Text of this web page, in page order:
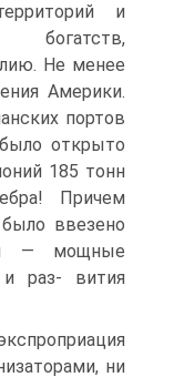
и
Не менее
Америки.
портов
открыто
185 тонн
Причем
ввезено
— мощные
раз- вития
ни